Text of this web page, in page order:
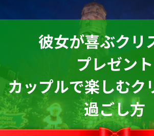
彼女が喜ぶクリ
プレゼント
カップルで楽しむク
過ごし方